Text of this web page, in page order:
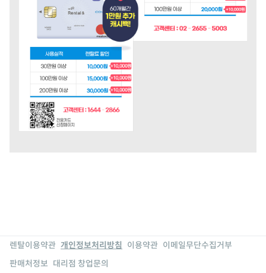
렌탈이용약관 개인정보처리방침 이용약관 이메일무단수집거부
판매처정보 대리점 창업문의